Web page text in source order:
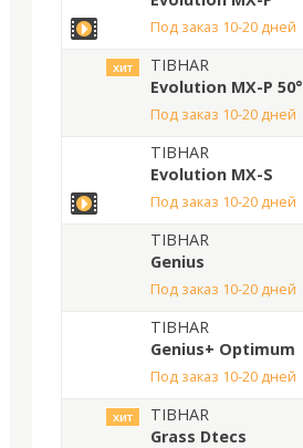
под заказ 10-20 дней
хит
TIBHAR
Evolution MX-P 50°
под заказ 10-20 дней
TIBHAR
Evolution MX-S
под заказ 10-20 дней
TIBHAR
Genius
под заказ 10-20 дней
TIBHAR
Genius+ Optimum
под заказ 10-20 дней
хит
TIBHAR
Grass Dtecs